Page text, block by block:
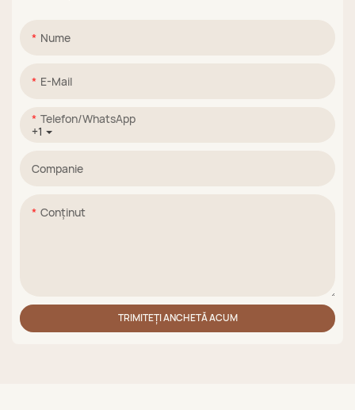
Nume
E-Mail
+1
Telefon/WhatsApp
Companie
Conţinut
TRIMITEȚI ANCHETĂ ACUM